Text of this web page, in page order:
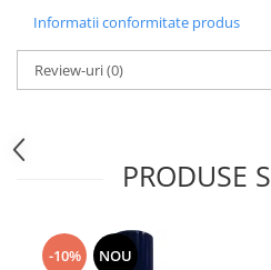
Eco Confort
BioZone
Epur
Note di Natura
Solutii curatare si intretinere
toalete portabile
Informatii conformitate produs
Review-uri(0)
PRODUSE
-10% NOU